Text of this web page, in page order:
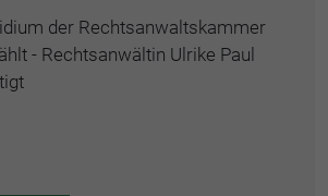
der Rechtsanwaltskammer
- Rechtsanwältin Ulrike Paul